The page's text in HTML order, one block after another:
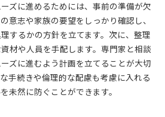
が提供する心のサポート
大切にした進行の工夫
を形にする整理の方法
整理の実現に向けて
なぜ専門家のサポートが必要か
効率的な整理のメリット
ズに進めるためには、事前の準備が欠
意志や家族の要望をしっかり確認し、
するかの方針を立てます。次に、整理
材や人員を手配します。専門家と相談
ズに進むよう計画を立てることが大切
手続きや倫理的な配慮も考慮に入れる
未然に防ぐことができます。